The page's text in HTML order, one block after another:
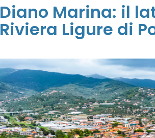
Diano Marina: il
Riviera Ligure di